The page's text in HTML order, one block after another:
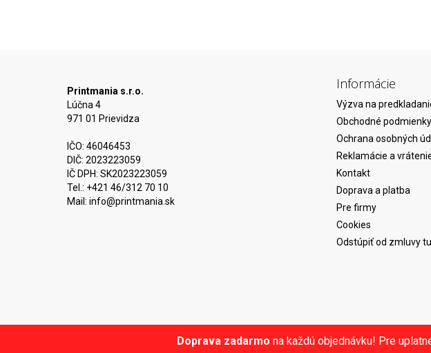
Doprava zadarmo na každú objednávku! Pre
Printmania s.r.o.
Lúčna 4
971 01 Prievidza
IČO: 46046453
DIČ: 2023223059
IČ DPH: SK2023223059
Tel.: +421 46/312 70 10
Mail: info@printmania.sk
Informácie
Výzva na
Obchodné podmienky
Ochrana osobných
Reklamácie a
Kontakt
Doprava a platba
Pre firmy
Cookies
Odstúpiť od zmluvy tu